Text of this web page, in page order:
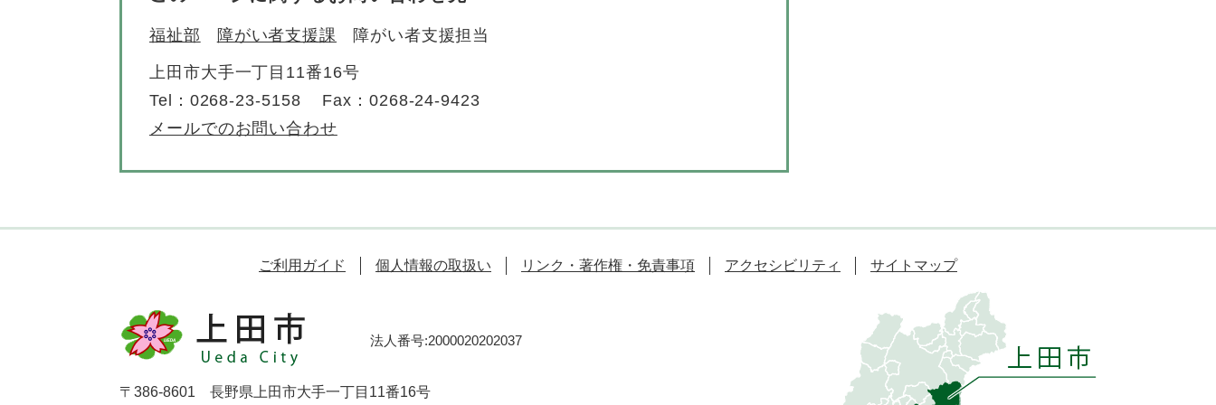
福祉部 障がい者支援課 障がい者支援担当
上田市大手一丁目11番16号
Tel：0268-23-5158
Fax：0268-24-9423
メールでのお問い合わせ
ご利用ガイド 個人情報の取扱い リンク・著作権・免責事項 アクセシビリティ サイトマップ
法人番号:2000020202037
〒386-8601 長野県上田市大手一丁目11番16号